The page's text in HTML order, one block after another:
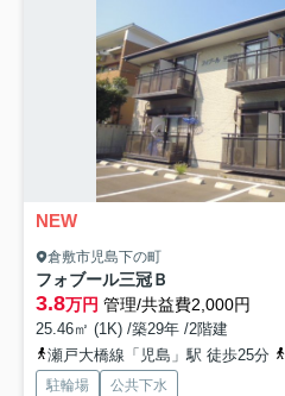
NEW
倉敷市児島下の町
フォブール三冠Ｂ
3.8万円 管理/共益費2,000円
25.46㎡ (1K) /築29年 /2階建
瀬戸大橋線「児島」駅 徒歩25分
駐輪場 公共下水